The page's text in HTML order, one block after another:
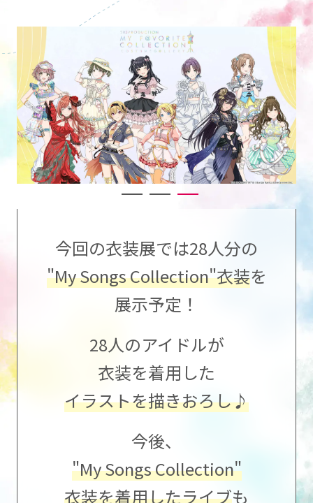
今回の衣装展では28人分の
"My Songs Collection"衣装を
展示予定！
28人のアイドルが
衣装を着用した
イラストを描きおろし♪
今後、
"My Songs Collection"
衣装を着用したライブも